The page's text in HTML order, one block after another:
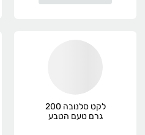
לקט סלנובה 200
גרם טעם הטבע